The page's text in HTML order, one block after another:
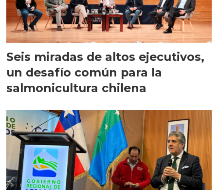
Seis miradas de altos ejecutivos,
un desafío común para la
salmonicultura chilena